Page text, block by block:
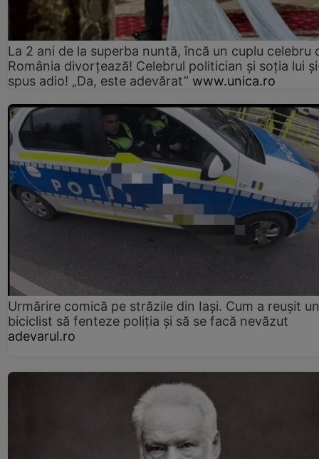
La 2 ani de la superba nuntă, încă un cuplu celebru
România divorțează! Celebrul politician și soția lui
spus adio! „Da, este adevărat” www.unica.ro
Urmărire comică pe străzile din Iași. Cum a reușit un
biciclist să fenteze poliția și să se facă nevăzut
adevarul.ro